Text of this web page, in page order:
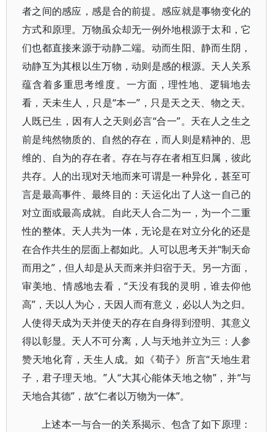
者之间的感应，感是合的前提。感应就是事物变化的
方式和原理。万物虽众却无一例外地根源于太和，它
们也都直接来源于动静二端。动而生阳、静而生阴，
动静互为其根以生万物，动则是感的根源。天人关系
蕴含着多重思考维度。一方面，理性地、逻辑地去
看，天未生人，只是“本一”，只是天之天、物之天。
人既已生，因有人之天则必言“合一”。天在人之生之
前是纯然物质的、自然的存在，而人则是精神的、思
维的、自为的存在者。存在与存在者相互归属，彼此
共存。人的出现对天地而来可谓是一种异化，甚至可
言是最高事件、最终目的：天运化出了人这一自己的
对立面或最高成就。自此天人合二为一，为一个二重
性的整体。天人共为一体，无论是在对立分化的还是
在合作共生的层面上都如此。人可以思考天并“制天命
而用之”，但人却是从天而来并归宿于天。另一方面，
审美地、情感地去看，“天没有我的灵明，谁去仰他
高”，天以人为心，天因人而有意义，必以人为之归。
人使得天成为天并使天的存在自身得到澄明、其意义
得以彰显。天人不可分离，人与天地并立为三：人参
赞天地化育，天生人成。如《荀子》所言“天地生君
子，君子理天地。”人“大其心能体天地之物”，并“与
天地合其德”，故“仁者以万物为一体”。
上述本一与合一的关系揭示、包含了如下原理：